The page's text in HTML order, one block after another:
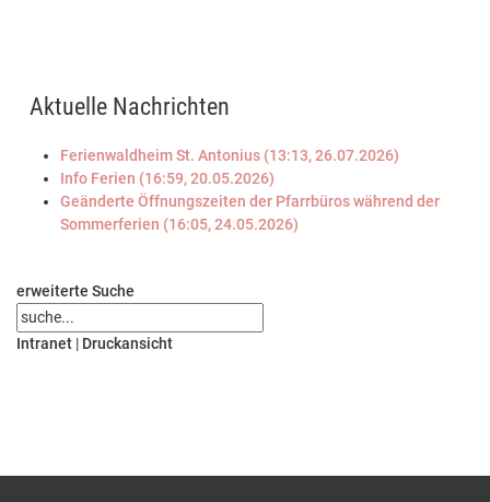
Aktuelle Nachrichten
Ferienwaldheim St. Antonius (13:13, 26.07.2026)
Info Ferien (16:59, 20.05.2026)
Geänderte Öffnungszeiten der Pfarrbüros während der
Sommerferien (16:05, 24.05.2026)
erweiterte Suche
Intranet | Druckansicht